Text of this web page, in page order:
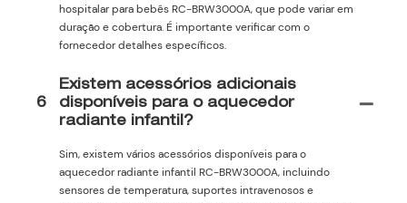
hospitalar para bebês RC-BRW3000A, que pode variar em
duração e cobertura. É importante verificar com o
fornecedor detalhes específicos.
6
Existem acessórios adicionais
disponíveis para o aquecedor
radiante infantil?
Sim, existem vários acessórios disponíveis para o
aquecedor radiante infantil RC-BRW3000A, incluindo
sensores de temperatura, suportes intravenosos e